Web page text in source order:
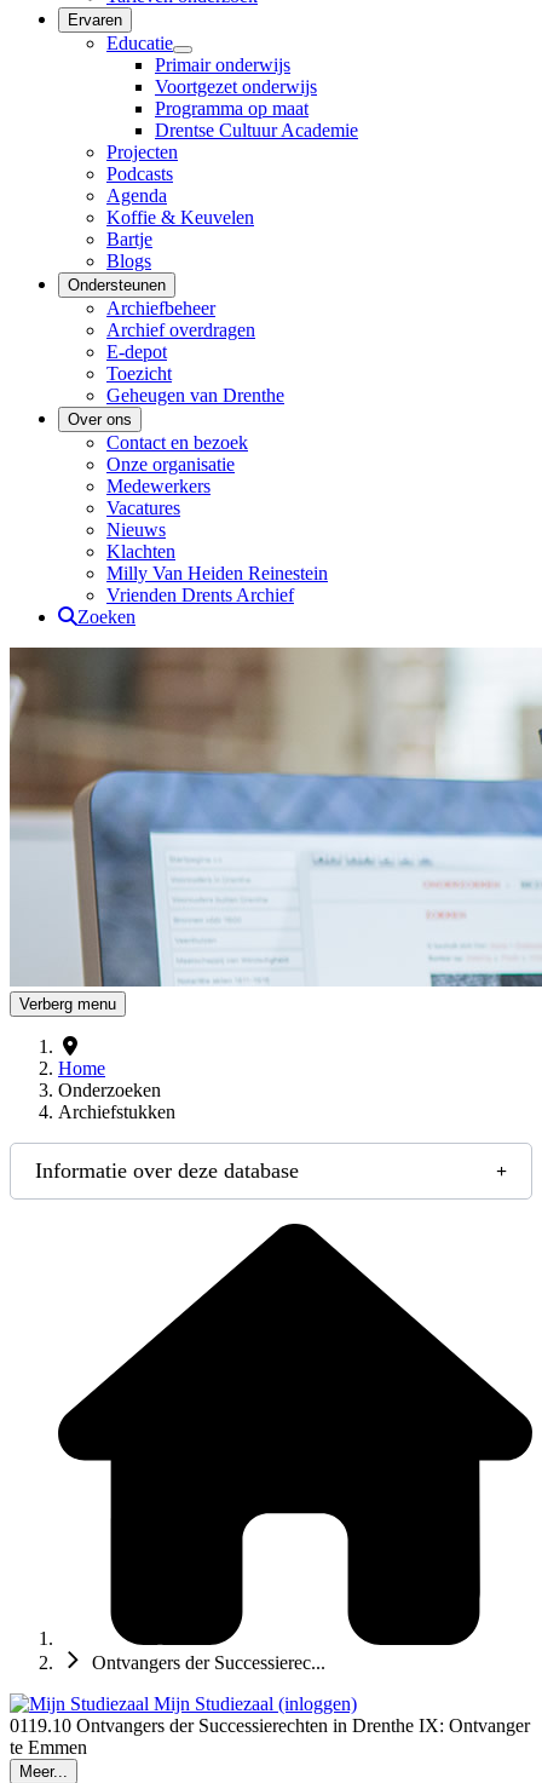
Ervaren
Educatie
Primair onderwijs
Voortgezet onderwijs
Programma op maat
Drentse Cultuur Academie
Projecten
Podcasts
Agenda
Koffie & Keuvelen
Bartje
Blogs
Ondersteunen
Archiefbeheer
Archief overdragen
E-depot
Toezicht
Geheugen van Drenthe
Over ons
Contact en bezoek
Onze organisatie
Medewerkers
Vacatures
Nieuws
Klachten
Milly Van Heiden Reinestein
Vrienden Drents Archief
Zoeken
Drents Archief
Verberg menu
Home
Onderzoeken
Archiefstukken
Informatie over deze database
Ontvangers der Successierec...
Mijn Studiezaal (inloggen)
0119.10 Ontvangers der Successierechten in Drenthe IX: Ontvanger
te Emmen
Meer...